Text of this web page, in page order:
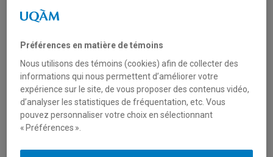
Les Cahiers de droit, volume 65, numéro 2, juin 2024, p.
241-272
cd09533
Le 13 avril 2019, « un (nouveau) Code civil » est né. Le
législateur belge a en effet décidé de réformer son droit
civil en profondeur et, depuis le 1
devenu, pour les Belges, l’« ancien Code civil ». A travers
Préférences en matière de témoins
Nous utilisons des témoins (cookies) afin de collecter des
informations qui nous permettent d’améliorer votre
expérience sur le site, de vous proposer des contenus vidéo,
d’analyser les statistiques de fréquentation, etc. Vous
pouvez personnaliser votre choix en sélectionnant
« Préférences ».